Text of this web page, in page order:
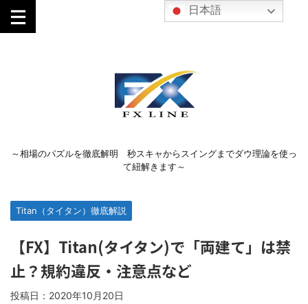
～相場のパズルを徹底解明 秒スキャからスイングまでダウ理論を使っ
て紐解きます～
Titan（タイタン）徹底解説
【FX】Titan(タイタン)で「両建て」は禁
止？規約違反・注意点など
投稿日： 2020年10月20日
日本語